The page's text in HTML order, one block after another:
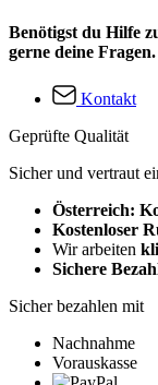
Benötigst du Hilfe
gerne deine Fragen.
Kontakt
Geprüfte Qualität
Sicher und vertraut
Österreich:
Kostenloser
Wir arbeiten
Sichere
Sicher bezahlen mit
Nachnahme
Vorauskasse